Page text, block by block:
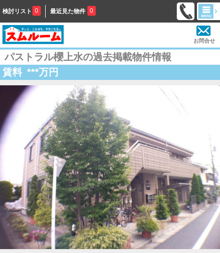
検討リスト 0 最近見た物件 0
お問合せ
パストラル櫻上水の過去掲載物件情報
賃料 ***万円